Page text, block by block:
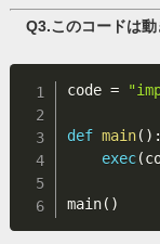
Q3.このコードは動
code =
def main( ) :
exec(
main( )